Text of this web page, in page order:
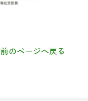
前のページへ戻る